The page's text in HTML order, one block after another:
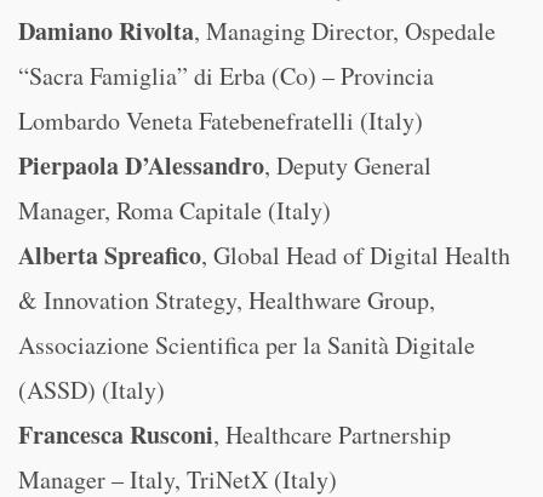
Damiano Rivolta, Managing Director, Ospedale
“Sacra Famiglia” di Erba (Co) – Provincia
Lombardo Veneta Fatebenefratelli (Italy)
Pierpaola D’Alessandro, Deputy General
Manager, Roma Capitale (Italy)
Alberta Spreafico, Global Head of Digital Health
& Innovation Strategy, Healthware Group,
Associazione Scientifica per la Sanità Digitale
(ASSD) (Italy)
Francesca Rusconi, Healthcare Partnership
Manager – Italy, TriNetX (Italy)